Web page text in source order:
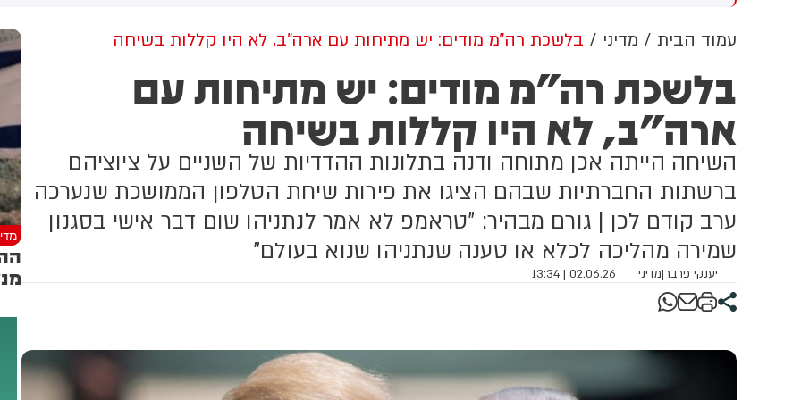
מניתוח חדש של
ברשת. הדו"ח מצא כי
פוסטים זהים ב-X שותפו
אנגלית וספרדית,
שיהודים הם שהציתו
את השריפות בצרפת,
ונורבגיה בטרה להרוויח
או כלכלית מהמצב.
הבוקר בשכונת בקעה בירושלים
עמוד הבית מדיני בלשכת רה״מ מודים: יש מתיחות עם ארה"ב, לא היו קללות בשיחה
בלשכת רה״מ מודים: יש מתיחות עם
ארה"ב, לא היו קללות בשיחה
השיחה הייתה אכן מתוחה ודנה בתלונות ההדדיות של השניים על ציוציהם
ברשתות החברתיות שבהם הציגו את פירות שיחת הטלפון הממושכת שנערכה
ערב קודם לכן | גורם מבהיר: "טראמפ לא אמר לנתניהו שום דבר אישי בסגנון
שמירה מהליכה לכלא או טענה שנתניהו שנוא בעולם"
יענקי פרבר|מדיני 02.06.26 | 13:34